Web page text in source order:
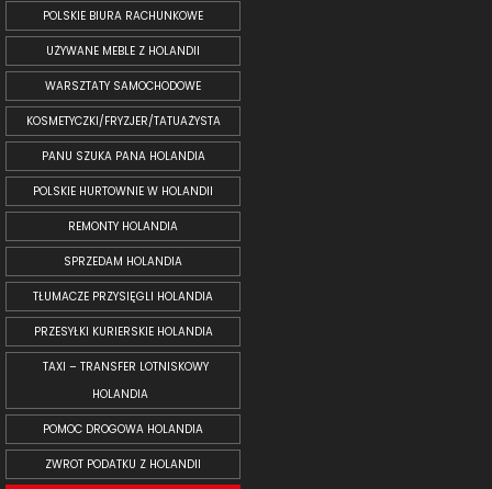
POLSKIE BIURA RACHUNKOWE
UŻYWANE MEBLE Z HOLANDII
WARSZTATY SAMOCHODOWE
KOSMETYCZKI/FRYZJER/TATUAŻYSTA
PANU SZUKA PANA HOLANDIA
POLSKIE HURTOWNIE W HOLANDII
REMONTY HOLANDIA
SPRZEDAM HOLANDIA
TŁUMACZE PRZYSIĘGLI HOLANDIA
PRZESYŁKI KURIERSKIE HOLANDIA
TAXI – TRANSFER LOTNISKOWY
HOLANDIA
POMOC DROGOWA HOLANDIA
ZWROT PODATKU Z HOLANDII